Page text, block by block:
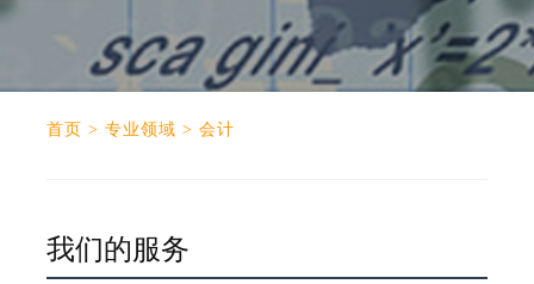
首页 > 专业领域 > 会计
我们的服务